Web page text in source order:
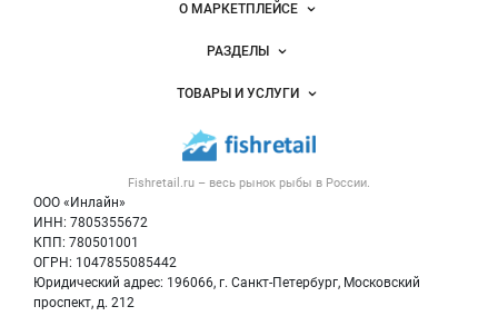
Важные разделы и контакты
Fishretail.ru – весь рынок рыбы в России.
ООО «Инлайн»
ИНН: 7805355672
КПП: 780501001
ОГРН: 1047855085442
Юридический адрес: 196066, г. Санкт-Петербург, Московский
проспект, д. 212
Навигация по сайтуО МАРКЕТПЛЕЙСЕ
Новости Fishretail.ru
Размещение рекламы
Публичная оферта
Контактная информация
Политика обработки персональных данных
РАЗДЕЛЫ
Объявления
Новости рынка
Блог
ТОВАРЫ И УСЛУГИ
Рыба
Икра